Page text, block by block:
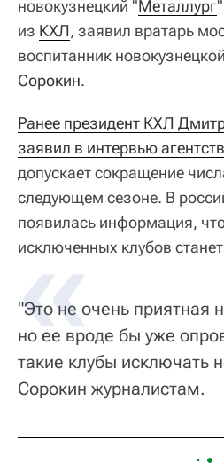
новокузнецкий "Металлург
из КХЛ, заявил вратарь
воспитанник
Сорокин.
Ранее президент КХЛ
заявил в интервью
допускает сокращение
следующем сезоне. В
появилась информация,
исключенных клубов
"Это не очень приятная
но ее вроде бы уже
такие клубы исключать
Сорокин журналистам.